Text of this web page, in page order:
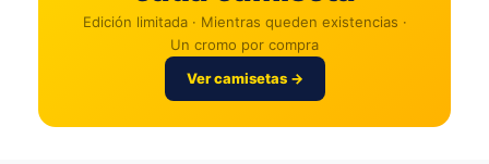
Edición limitada · Mientras queden existencias ·
Un cromo por compra
Ver camisetas →